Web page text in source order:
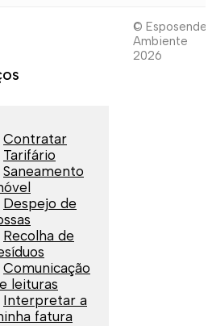
Contratar
Tarifário
Saneamento
Despejo de
Recolha de
Comunicação
leituras
Interpretar a
fatura
© Esposende
Ambiente
2026